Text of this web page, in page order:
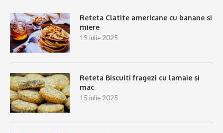
Reteta Clatite americane cu banane si
miere
15 iulie 2025
Reteta Biscuiti fragezi cu lamaie si
mac
15 iulie 2025